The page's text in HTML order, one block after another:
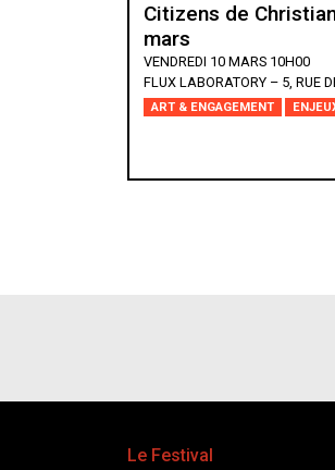
Féminicides :
tuent ?
SAMEDI 11 MARS 19H30
ESPACE PITOËFF - GRANDE
ENJEUX SOCIAUX FEMMES*
Le Festival